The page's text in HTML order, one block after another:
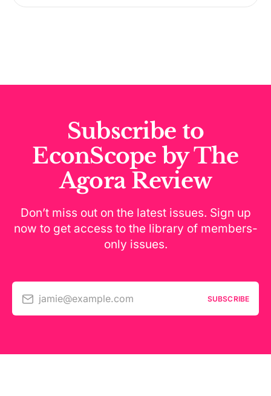
Subscribe to
EconScope by The
Agora Review
Don’t miss out on the latest issues. Sign up
now to get access to the library of members-
only issues.
jamie@example.com SUBSCRIBE